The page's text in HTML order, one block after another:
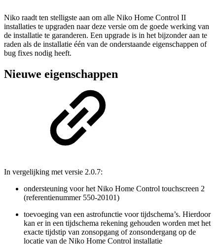
Niko raadt ten stelligste aan om alle Niko Home Control II
installaties te upgraden naar deze versie om de goede werking van
de installatie te garanderen. Een upgrade is in het bijzonder aan te
raden als de installatie één van de onderstaande eigenschappen of
bug fixes nodig heeft.
Nieuwe eigenschappen
In vergelijking met versie 2.0.7:
ondersteuning voor het Niko Home Control touchscreen 2
(referentienummer 550-20101)
toevoeging van een astrofunctie voor tijdschema’s. Hierdoor
kan er in een tijdschema rekening gehouden worden met het
exacte tijdstip van zonsopgang of zonsondergang op de
locatie van de Niko Home Control installatie